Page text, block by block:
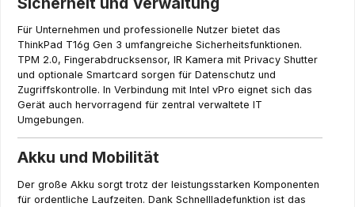
Für Unternehmen und professionelle Nutzer bietet das
ThinkPad T16g Gen 3 umfangreiche Sicherheitsfunktionen.
TPM 2.0, Fingerabdrucksensor, IR Kamera mit Privacy Shutter
und optionale Smartcard sorgen für Datenschutz und
Zugriffskontrolle. In Verbindung mit Intel vPro eignet sich das
Gerät auch hervorragend für zentral verwaltete IT
Umgebungen.
Akku und Mobilität
Der große Akku sorgt trotz der leistungsstarken Komponenten
für ordentliche Laufzeiten. Dank Schnellladefunktion ist das